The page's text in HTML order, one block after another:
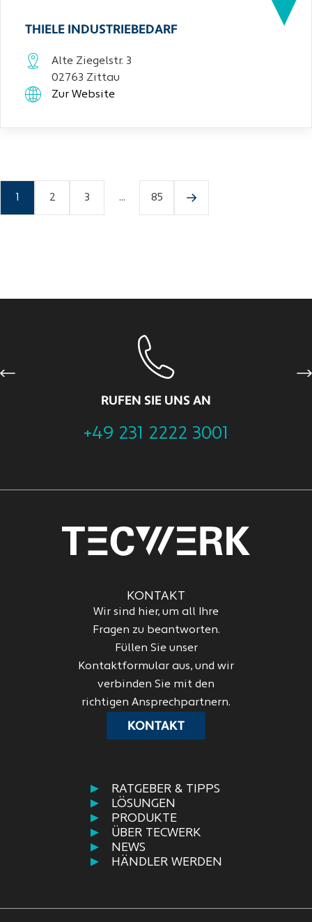
THIELE INDUSTRIEBEDARF
Alte Ziegelstr. 3
02763 Zittau
Zur Website
2 3 ... 85
RUFEN SIE UNS AN
+49 231 2222 3001
Previous
RATGEBER & TIPPS
LÖSUNGEN
PRODUKTE
ÜBER TECWERK
NEWS
HÄNDLER WERDEN
KONTAKT
Wir sind hier, um all Ihre
Fragen zu beantworten.
Füllen Sie unser
Kontaktformular aus, und wir
verbinden Sie mit den
richtigen Ansprechpartnern.
KONTAKT